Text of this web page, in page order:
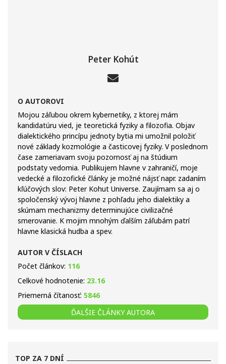
Peter Kohút
O AUTOROVI
Mojou záľubou okrem kybernetiky, z ktorej mám
kandidatúru vied, je teoretická fyziky a filozofia. Objav
dialektického princípu jednoty bytia mi umožnil položiť
nové základy kozmológie a časticovej fyziky. V poslednom
čase zameriavam svoju pozornosť aj na štúdium
podstaty vedomia. Publikujem hlavne v zahraničí, moje
vedecké a filozofické články je možné nájsť napr. zadaním
kľúčových slov: Peter Kohut Universe. Zaujímam sa aj o
spoločenský vývoj hlavne z pohľadu jeho dialektiky a
skúmam mechanizmy determinujúce civilizačné
smerovanie. K mojim mnohým ďalším záľubám patrí
hlavne klasická hudba a spev.
AUTOR V ČÍSLACH
Počet článkov: 116
Celkové hodnotenie: 23.16
Priemerná čítanosť: 5846
ĎALŠIE ČLÁNKY AUTORA
TOP ZA 7 DNÍ